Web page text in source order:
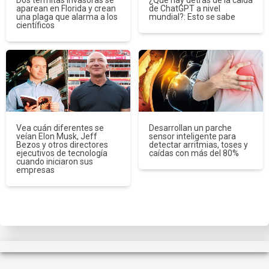
aparean en Florida y crean
una plaga que alarma a los
científicos
de ChatGPT a nivel
mundial?: Esto se sabe
Vea cuán diferentes se
veían Elon Musk, Jeff
Bezos y otros directores
ejecutivos de tecnología
cuando iniciaron sus
empresas
Desarrollan un parche
sensor inteligente para
detectar arritmias, toses y
caídas con más del 80%